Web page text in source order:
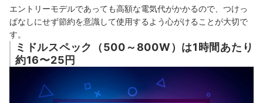
エントリーモデルであっても高額な電気代がかかるので、つけっ
ぱなしにせず節約を意識して使用するよう心がけることが大切で
す。
ミドルスペック（500～800W）は1時間あたり
約16〜25円